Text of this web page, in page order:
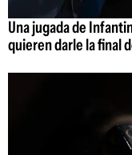
Una jugada de
quieren darle la final